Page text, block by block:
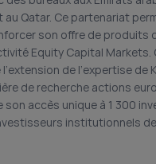
Qatar. Ce partenariat
son offre de produits
Equity Capital
de l’expertise de
de recherche actions
son accès unique à 1 300
institutionnels